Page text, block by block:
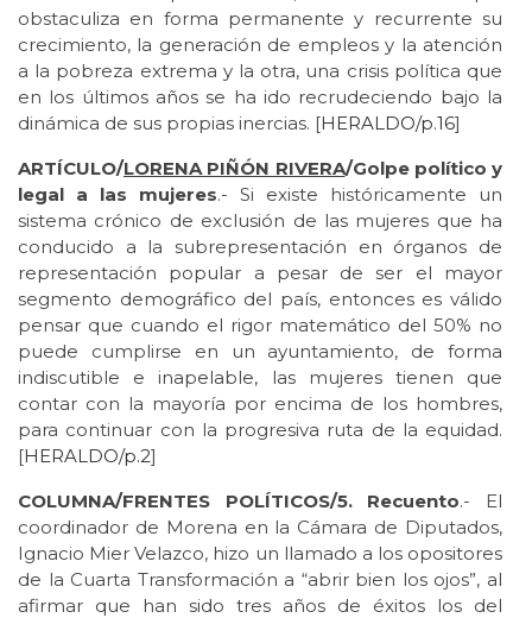
obstaculiza en forma permanente y recurrente su
crecimiento, la generación de empleos y la atención
a la pobreza extrema y la otra, una crisis política que
en los últimos años se ha ido recrudeciendo bajo la
dinámica de sus propias inercias. [HERALDO/p.16]
ARTÍCULO/LORENA PIÑÓN RIVERA/Golpe político y
legal a las mujeres.- Si existe históricamente un
sistema crónico de exclusión de las mujeres que ha
conducido a la subrepresentación en órganos de
representación popular a pesar de ser el mayor
segmento demográfico del país, entonces es válido
pensar que cuando el rigor matemático del 50% no
puede cumplirse en un ayuntamiento, de forma
indiscutible e inapelable, las mujeres tienen que
contar con la mayoría por encima de los hombres,
para continuar con la progresiva ruta de la equidad.
[HERALDO/p.2]
COLUMNA/FRENTES POLÍTICOS/5. Recuento.- El
coordinador de Morena en la Cámara de Diputados,
Ignacio Mier Velazco, hizo un llamado a los opositores
de la Cuarta Transformación a “abrir bien los ojos”, al
afirmar que han sido tres años de éxitos los del